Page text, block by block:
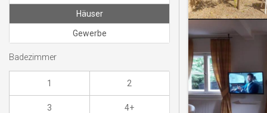
Häuser
Gewerbe
Badezimmer
1 2
3 4+